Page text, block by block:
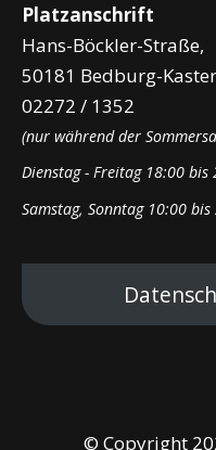
Platzanschrift
Hans-Böckler-Straße,
50181 Bedburg-Kaster
02272 / 1352
(nur während der
Dienstag - Freitag 18:00 bis
Samstag, Sonntag 10:00
© Copyright